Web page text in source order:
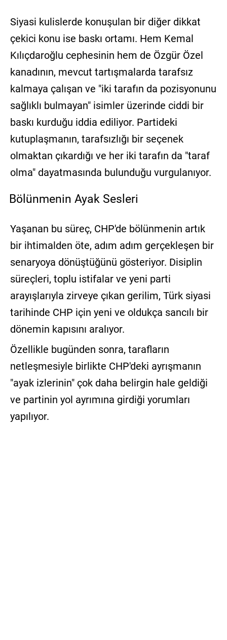
Siyasi kulislerde konuşulan bir diğer dikkat
çekici konu ise baskı ortamı. Hem Kemal
Kılıçdaroğlu cephesinin hem de Özgür Özel
kanadının, mevcut tartışmalarda tarafsız
kalmaya çalışan ve "iki tarafın da pozisyonunu
sağlıklı bulmayan" isimler üzerinde ciddi bir
baskı kurduğu iddia ediliyor. Partideki
kutuplaşmanın, tarafsızlığı bir seçenek
olmaktan çıkardığı ve her iki tarafın da "taraf
olma" dayatmasında bulunduğu vurgulanıyor.
Bölünmenin Ayak Sesleri
Yaşanan bu süreç, CHP'de bölünmenin artık
bir ihtimalden öte, adım adım gerçekleşen bir
senaryoya dönüştüğünü gösteriyor. Disiplin
süreçleri, toplu istifalar ve yeni parti
arayışlarıyla zirveye çıkan gerilim, Türk siyasi
tarihinde CHP için yeni ve oldukça sancılı bir
dönemin kapısını aralıyor.
Özellikle bugünden sonra, tarafların
netleşmesiyle birlikte CHP'deki ayrışmanın
"ayak izlerinin" çok daha belirgin hale geldiği
ve partinin yol ayrımına girdiği yorumları
yapılıyor.